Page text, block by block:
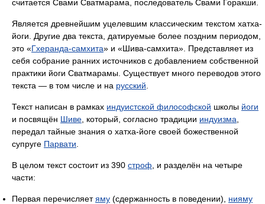
считается Свами Сватмарама, последователь Свами Горакши.
Является древнейшим уцелевшим классическим текстом хатха-
йоги. Другие два текста, датируемые более поздним периодом,
это «Гхеранда-самхита» и «Шива-самхита». Представляет из
себя собрание ранних источников с добавлением собственной
практики йоги Сватмарамы. Существует много переводов этого
текста — в том числе и на русский
Текст написан в рамках индуистской философской школы йоги
и посвящён Шиве , который, согласно традиции индуизма
передал тайные знания о хатха-йоге своей божественной
супруге Парвати
В целом текст состоит из 390 строф , и разделён на четыре
части:
Первая перечисляетяму (сдержанность в поведении), нияму